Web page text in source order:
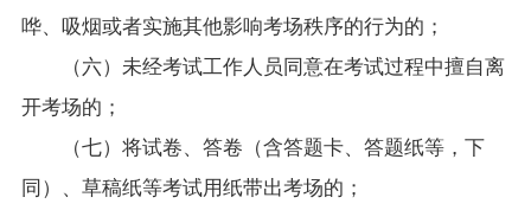
哗、吸烟或者实施其他影响考场秩序的行为的；
（六）未经考试工作人员同意在考试过程中擅自离
开考场的；
（七）将试卷、答卷（含答题卡、答题纸等，下
同）、草稿纸等考试用纸带出考场的；